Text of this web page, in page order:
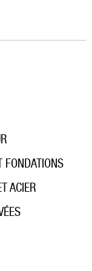
FONDATIONS
ACIER